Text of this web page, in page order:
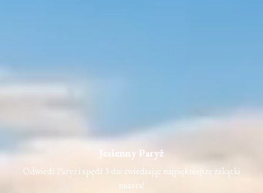
Jesienny Paryż
Odwiedź Paryż i spędź 3 dni zwiedzając najpiękniejsze zakątki
miasta!